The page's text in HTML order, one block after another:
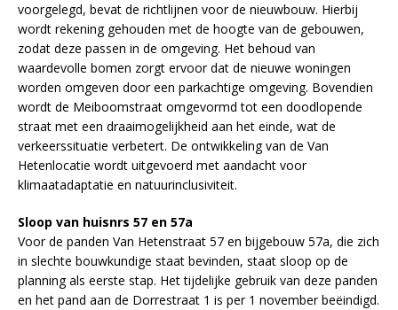
voorgelegd, bevat de richtlijnen voor de nieuwbouw. Hierbij
wordt rekening gehouden met de hoogte van de gebouwen,
zodat deze passen in de omgeving. Het behoud van
waardevolle bomen zorgt ervoor dat de nieuwe woningen
worden omgeven door een parkachtige omgeving. Bovendien
wordt de Meiboomstraat omgevormd tot een doodlopende
straat met een draaimogelijkheid aan het einde, wat de
verkeerssituatie verbetert. De ontwikkeling van de Van
Hetenlocatie wordt uitgevoerd met aandacht voor
klimaatadaptatie en natuurinclusiviteit.
Sloop van huisnrs 57 en 57a
Voor de panden Van Hetenstraat 57 en bijgebouw 57a, die zich
in slechte bouwkundige staat bevinden, staat sloop op de
planning als eerste stap. Het tijdelijke gebruik van deze panden
en het pand aan de Dorrestraat 1 is per 1 november beëindigd.